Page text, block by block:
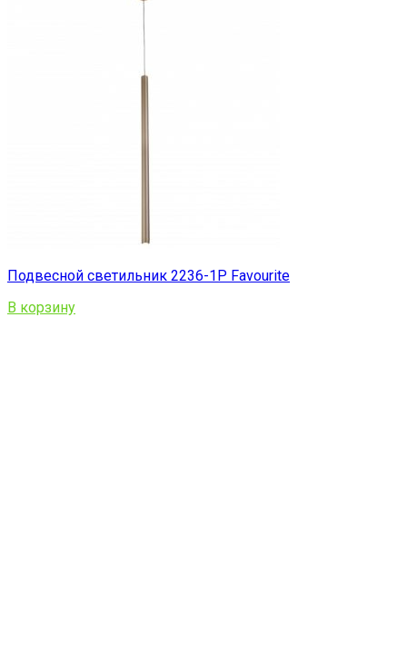
Подвесной светильник 2236-1P Favourite
В корзину